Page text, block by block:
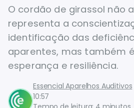
O cordão de girassol não
representa a
identificação das
aparentes, mas também
esperança e resiliência.
Essencial Aparelhos Auditivos
10:57